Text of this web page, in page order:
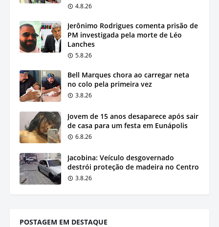
4.8.26
Jerônimo Rodrigues comenta prisão de
PM investigada pela morte de Léo
Lanches
5.8.26
Bell Marques chora ao carregar neta
no colo pela primeira vez
3.8.26
Jovem de 15 anos desaparece após sair
de casa para um festa em Eunápolis
6.8.26
Jacobina: Veículo desgovernado
destrói proteção de madeira no Centro
3.8.26
POSTAGEM EM DESTAQUE